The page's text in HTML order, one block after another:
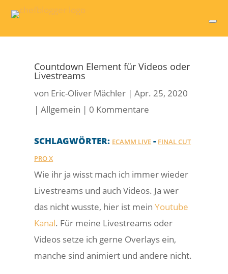
Countdown Element für Videos oder
Livestreams
von Eric-Oliver Mächler |Apr. 25, 2020
|Allgemein | 0 Kommentare
SCHLAGWÖRTER: ECAMM LIVE - FINAL CUT
PRO X
Wie ihr ja wisst mach ich immer wieder
Livestreams und auch Videos. Ja wer
das nicht wusste, hier ist meinYoutube
Kanal. Für meine Livestreams oder
Videos setze ich gerne Overlays ein,
manche sind animiert und andere nicht.